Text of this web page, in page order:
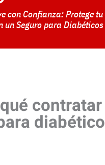
con Confianza: Protege
un Seguro para Diabéticos